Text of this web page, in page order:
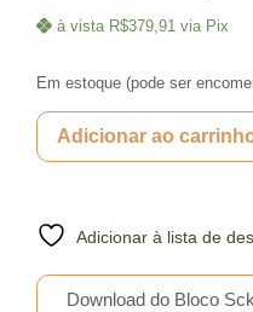
à vista R$379,91 via Pix
Em estoque (pode ser
Adicionar ao
Adicionar à lista de
Download do Bloco